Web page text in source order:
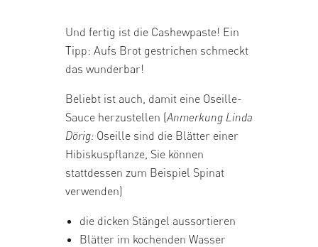
Und fertig ist die Cashewpaste! Ein
Tipp: Aufs Brot gestrichen schmeckt
das wunderbar!
Beliebt ist auch, damit eine Oseille-
Sauce herzustellen (Anmerkung Linda
Dörig: Oseille sind die Blätter einer
Hibiskuspflanze, Sie können
stattdessen zum Beispiel Spinat
verwenden)
die dicken Stängel aussortieren
Blätter im kochenden Wasser